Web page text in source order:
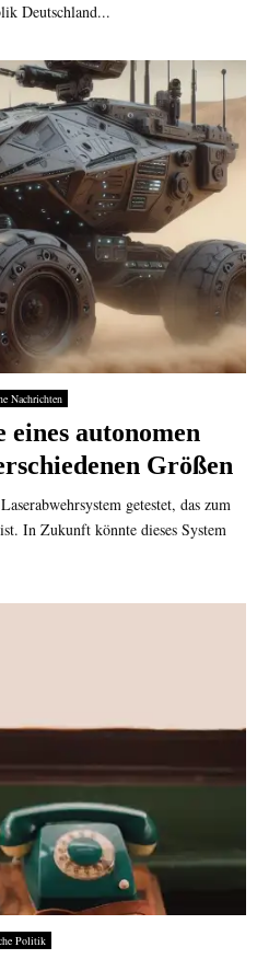
Deutschland...
Nachrichten
autonomen
Größen
getestet, das zum
In Zukunft könnte dieses System
Politik